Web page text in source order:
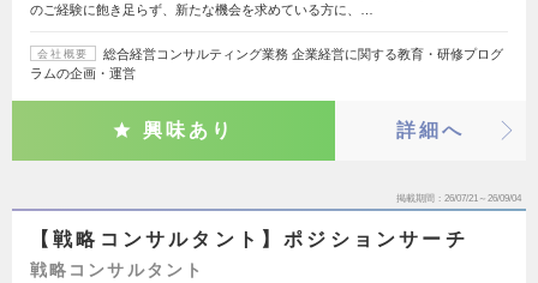
のご経験に飽き足らず、新たな機会を求めている方に、…
会社概要
総合経営コンサルティング業務 企業経営に関する教育・研修プログ
ラムの企画・運営
興味あり 詳細へ
掲載期間 26/07/21～26/09/04
【戦略コンサルタント】ポジションサーチ
戦略コンサルタント